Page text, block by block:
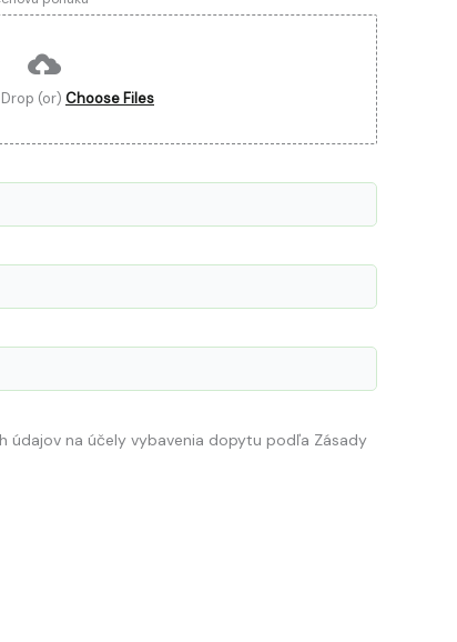
(or) Choose Files
údajov na účely vybavenia dopytu podľa Zásady